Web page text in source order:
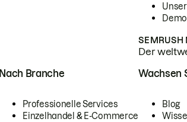
SEMRUSH
Der
Nach Branche
Professionelle Services
Einzelhandel & E-Commerce
Wachsen
Blog